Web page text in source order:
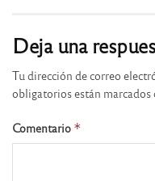
Deja una
Tu dirección de correo
obligatorios están marcados
Comentario *